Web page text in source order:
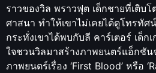
ราวของวิล พราวฟุต เด็กชายที่เติบ
ศาสนา ทำให้เขาไม่เคยได้ดูโทรทัศ
กระทั่งเขาได้พบกับลี คาร์เตอร์ เด็ก
ใจชวนวิลมาสร้างภาพยนตร์แอ็กชั
ภาพยนตร์เรื่อง ‘First Blood’ หรือ